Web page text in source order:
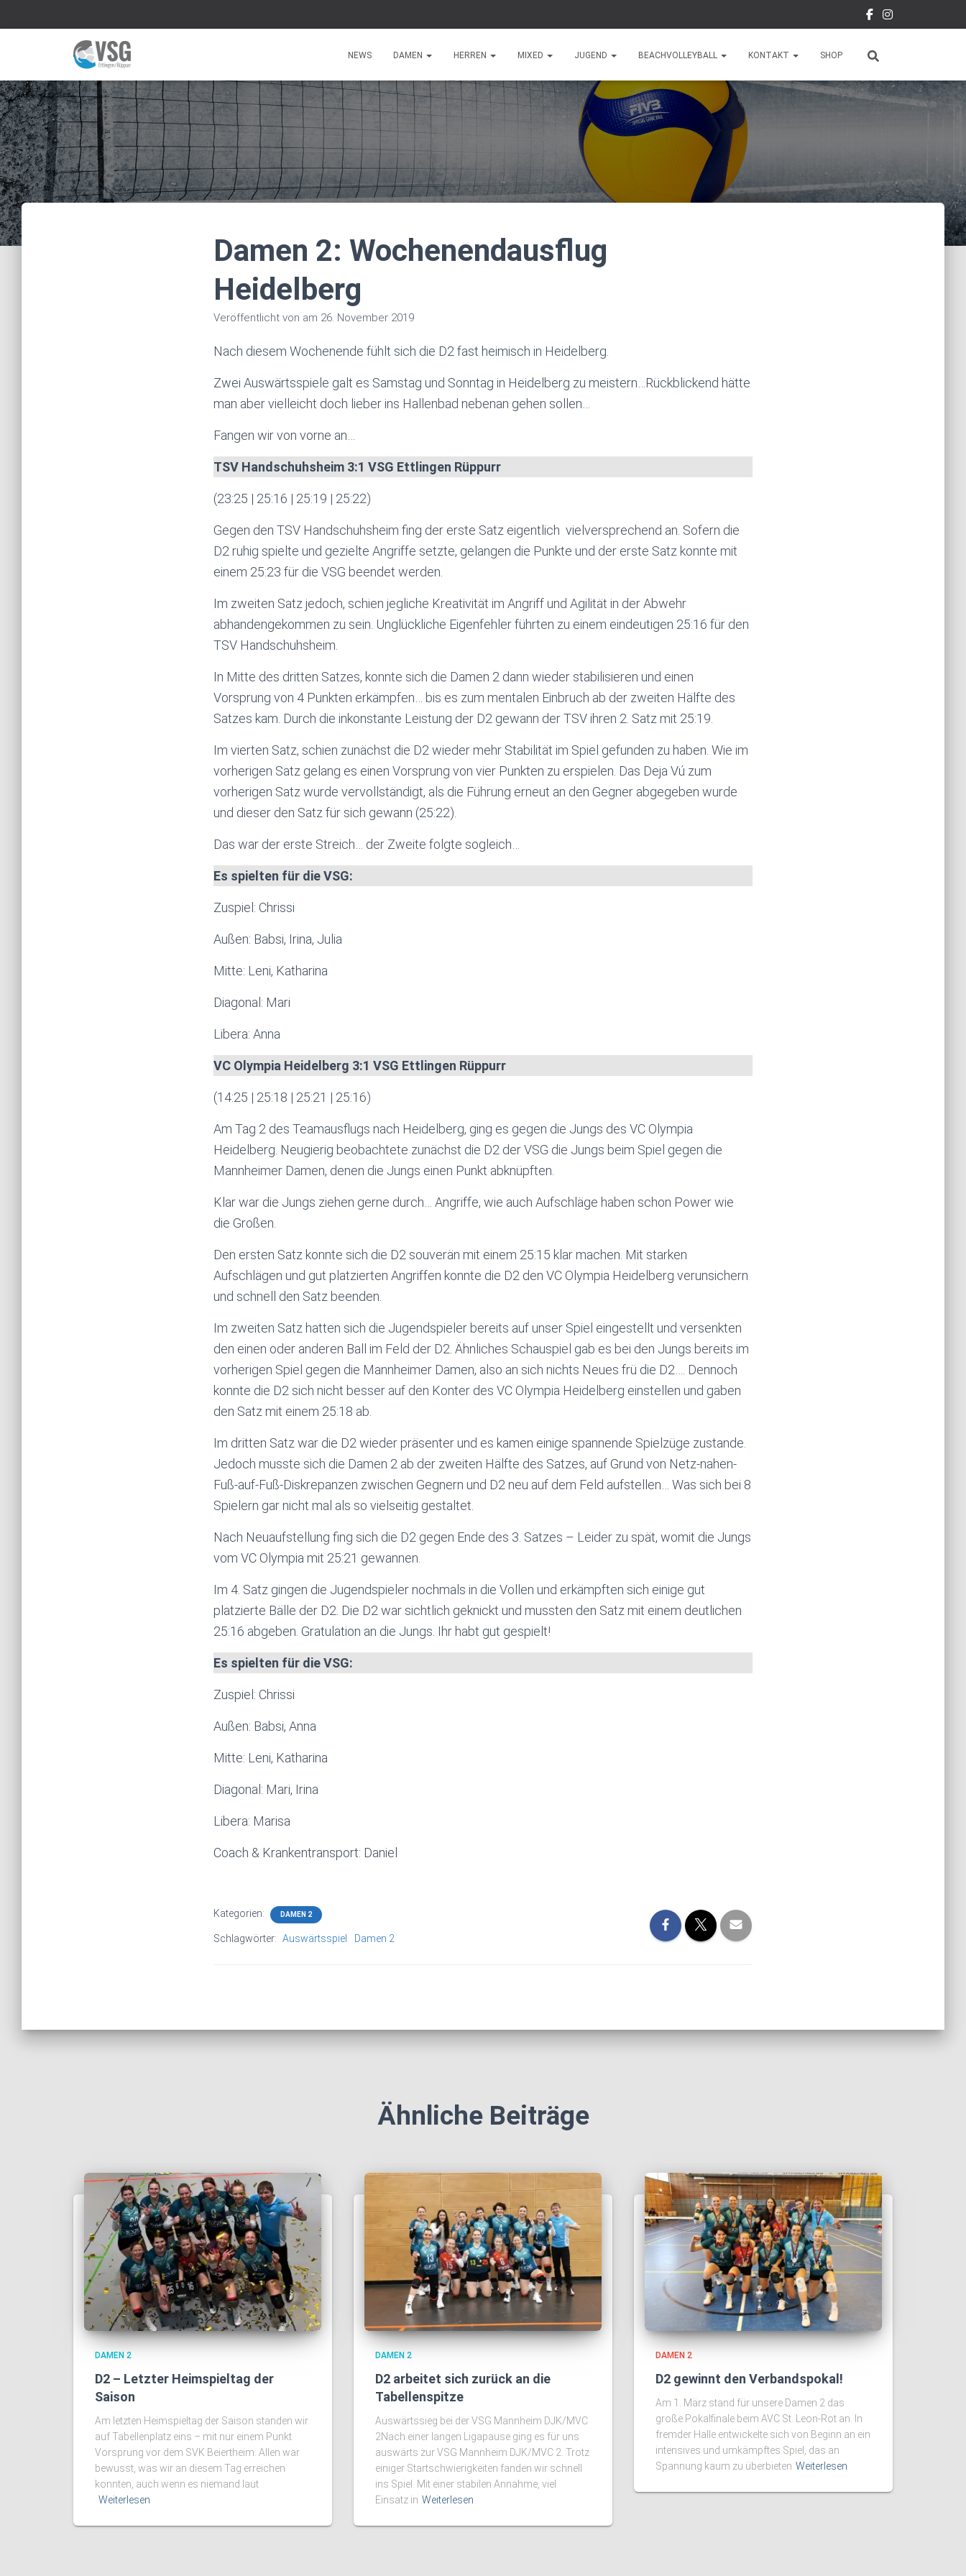
NEWS DAMEN HERREN MIXED JUGEND BEACHVOLLEYBALL KONTAKT SHOP
Damen 2: Wochenendausflug
Heidelberg
Veröffentlicht von am 26. November 2019
Nach diesem Wochenende fühlt sich die D2 fast heimisch in Heidelberg.
Zwei Auswärtsspiele galt es Samstag und Sonntag in Heidelberg zu meistern…Rückblickend hätte
man aber vielleicht doch lieber ins Hallenbad nebenan gehen sollen…
Fangen wir von vorne an…
TSV Handschuhsheim 3:1 VSG Ettlingen Rüppurr
(23:25 | 25:16 | 25:19 | 25:22)
Gegen den TSV Handschuhsheim fing der erste Satz eigentlich vielversprechend an. Sofern die
D2 ruhig spielte und gezielte Angriffe setzte, gelangen die Punkte und der erste Satz konnte mit
einem 25:23 für die VSG beendet werden.
Im zweiten Satz jedoch, schien jegliche Kreativität im Angriff und Agilität in der Abwehr
abhandengekommen zu sein. Unglückliche Eigenfehler führten zu einem eindeutigen 25:16 für den
TSV Handschuhsheim.
In Mitte des dritten Satzes, konnte sich die Damen 2 dann wieder stabilisieren und einen
Vorsprung von 4 Punkten erkämpfen… bis es zum mentalen Einbruch ab der zweiten Hälfte des
Satzes kam. Durch die inkonstante Leistung der D2 gewann der TSV ihren 2. Satz mit 25:19.
Im vierten Satz, schien zunächst die D2 wieder mehr Stabilität im Spiel gefunden zu haben. Wie im
vorherigen Satz gelang es einen Vorsprung von vier Punkten zu erspielen. Das Deja Vú zum
vorherigen Satz wurde vervollständigt, als die Führung erneut an den Gegner abgegeben wurde
und dieser den Satz für sich gewann (25:22).
Das war der erste Streich… der Zweite folgte sogleich…
Es spielten für die VSG:
Zuspiel: Chrissi
Außen: Babsi, Irina, Julia
Mitte: Leni, Katharina
Diagonal: Mari
Libera: Anna
VC Olympia Heidelberg 3:1 VSG Ettlingen Rüppurr
(14:25 | 25:18 | 25:21 | 25:16)
Am Tag 2 des Teamausflugs nach Heidelberg, ging es gegen die Jungs des VC Olympia
Heidelberg. Neugierig beobachtete zunächst die D2 der VSG die Jungs beim Spiel gegen die
Mannheimer Damen, denen die Jungs einen Punkt abknüpften.
Klar war die Jungs ziehen gerne durch… Angriffe, wie auch Aufschläge haben schon Power wie
die Großen.
Den ersten Satz konnte sich die D2 souverän mit einem 25:15 klar machen. Mit starken
Aufschlägen und gut platzierten Angriffen konnte die D2 den VC Olympia Heidelberg verunsichern
und schnell den Satz beenden.
Im zweiten Satz hatten sich die Jugendspieler bereits auf unser Spiel eingestellt und versenkten
den einen oder anderen Ball im Feld der D2. Ähnliches Schauspiel gab es bei den Jungs bereits im
vorherigen Spiel gegen die Mannheimer Damen, also an sich nichts Neues frü die D2…. Dennoch
konnte die D2 sich nicht besser auf den Konter des VC Olympia Heidelberg einstellen und gaben
den Satz mit einem 25:18 ab.
Im dritten Satz war die D2 wieder präsenter und es kamen einige spannende Spielzüge zustande.
Jedoch musste sich die Damen 2 ab der zweiten Hälfte des Satzes, auf Grund von Netz-nahen-
Fuß-auf-Fuß-Diskrepanzen zwischen Gegnern und D2 neu auf dem Feld aufstellen… Was sich bei 8
Spielern gar nicht mal als so vielseitig gestaltet.
Nach Neuaufstellung fing sich die D2 gegen Ende des 3. Satzes – Leider zu spät, womit die Jungs
vom VC Olympia mit 25:21 gewannen.
Im 4. Satz gingen die Jugendspieler nochmals in die Vollen und erkämpften sich einige gut
platzierte Bälle der D2. Die D2 war sichtlich geknickt und mussten den Satz mit einem deutlichen
25:16 abgeben. Gratulation an die Jungs. Ihr habt gut gespielt!
Es spielten für die VSG:
Zuspiel: Chrissi
Außen: Babsi, Anna
Mitte: Leni, Katharina
Diagonal: Mari, Irina
Libera: Marisa
Coach & Krankentransport: Daniel
Kategorien: DAMEN 2
Schlagwörter: Auswärtsspiel Damen 2
Ähnliche Beiträge
DAMEN 2
D2 – Letzter Heimspieltag der
Saison
Am letzten Heimspieltag der Saison standen wir
auf Tabellenplatz eins – mit nur einem Punkt
Vorsprung vor dem SVK Beiertheim. Allen war
bewusst, was wir an diesem Tag erreichen
konnten, auch wenn es niemand laut
Weiterlesen
DAMEN 2
D2 arbeitet sich zurück an die
Tabellenspitze
Auswärtssieg bei der VSG Mannheim DJK/MVC
2Nach einer langen Ligapause ging es für uns
auswärts zur VSG Mannheim DJK/MVC 2. Trotz
einiger Startschwierigkeiten fanden wir schnell
ins Spiel. Mit einer stabilen Annahme, viel
Einsatz in Weiterlesen
DAMEN 2
D2 gewinnt den Verbandspokal!
Am 1. März stand für unsere Damen 2 das
große Pokalfinale beim AVC St. Leon-Rot an. In
fremder Halle entwickelte sich von Beginn an ein
intensives und umkämpftes Spiel, das an
Spannung kaum zu überbieten Weiterlesen